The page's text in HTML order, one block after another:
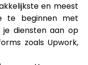
en meest
te beginnen met
je diensten aan op
zoals Upwork,